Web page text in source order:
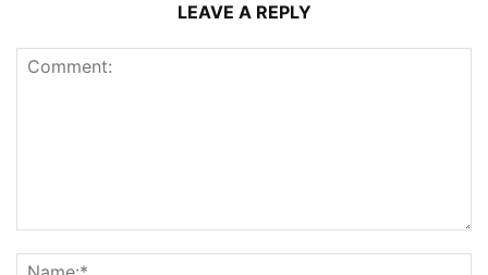
LEAVE A REPLY